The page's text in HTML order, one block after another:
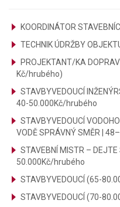
KOORDINÁTOR
TECHNIK ÚDRŽBY
PROJEKTANT/KA
Kč/hrubého)
STAVBYVEDOUCÍ
40-50.000Kč/hrubého
STAVBYVEDOUCÍ
VODĚ SPRÁVNÝ SMĚR |
STAVEBNÍ MISTR –
50.000Kč/hrubého
STAVBYVEDOUCÍ (65-
STAVBYVEDOUCÍ (70-